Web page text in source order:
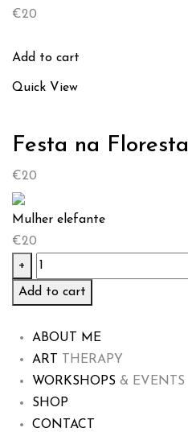
€20
Add to cart
Quick View
Festa na Floresta
€20
Mulher elefante
€20
+
Mulher
elefante
quantity
Add to cart
ABOUT ME
ART
THERAPY
WORKSHOPS & EVENTS
SHOP
CONTACT